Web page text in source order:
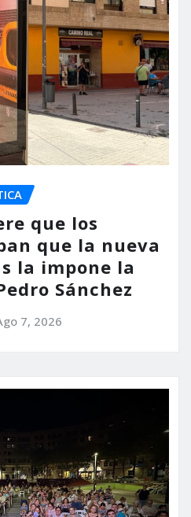
que los
que la nueva
la impone la
Sánchez
7, 2026